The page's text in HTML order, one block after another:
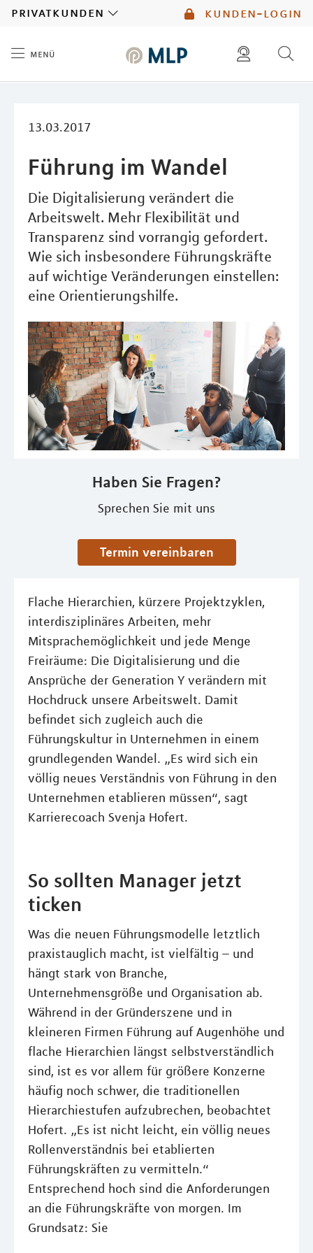
kunden-login
privatkunden
menü
13.03.2017
Führung im Wandel
Die Digitalisierung verändert die
Arbeitswelt. Mehr Flexibilität und
Transparenz sind vorrangig gefordert.
Wie sich insbesondere Führungskräfte
auf wichtige Veränderungen einstellen:
eine Orientierungshilfe.
Haben Sie Fragen?
Sprechen Sie mit uns
Termin vereinbaren
Flache Hierarchien, kürzere Projektzyklen,
interdisziplinäres Arbeiten, mehr
Mitsprachemöglichkeit und jede Menge
Freiräume: Die Digitalisierung und die
Ansprüche der Generation Y verändern mit
Hochdruck unsere Arbeitswelt. Damit
befindet sich zugleich auch die
Führungskultur in Unternehmen in einem
grundlegenden Wandel. „Es wird sich ein
völlig neues Verständnis von Führung in den
Unternehmen etablieren müssen“, sagt
Karrierecoach Svenja Hofert.
So sollten Manager jetzt
ticken
Was die neuen Führungsmodelle letztlich
praxistauglich macht, ist vielfältig – und
hängt stark von Branche,
Unternehmensgröße und Organisation ab.
Während in der Gründerszene und in
kleineren Firmen Führung auf Augenhöhe und
flache Hierarchien längst selbstverständlich
sind, ist es vor allem für größere Konzerne
häufig noch schwer, die traditionellen
Hierarchiestufen aufzubrechen, beobachtet
Hofert. „Es ist nicht leicht, ein völlig neues
Rollenverständnis bei etablierten
Führungskräften zu vermitteln.“
Entsprechend hoch sind die Anforderungen
an die Führungskräfte von morgen. Im
Grundsatz: Sie